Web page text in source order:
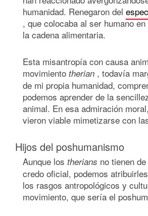
humanidad. Renegaron del
, que colocaba al ser humano
la cadena alimentaria.
Esta misantropía con causa
movimiento therian , todavía
de mi propia humanidad,
podemos aprender de la
animal. En esa admiración
vieron viable mimetizarse con
Hijos del poshumanismo
Aunque los therians no tienen
credo oficial, podemos
los rasgos antropológicos y
movimiento, que sería el